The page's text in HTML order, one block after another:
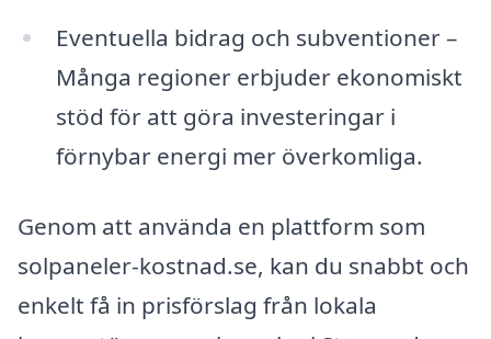
Eventuella bidrag och subventioner –
Många regioner erbjuder ekonomiskt
stöd för att göra investeringar i
förnybar energi mer överkomliga.
Genom att använda en plattform som
solpaneler-kostnad.se, kan du snabbt och
enkelt få in prisförslag från lokala